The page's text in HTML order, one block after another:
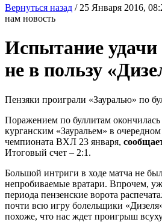
Вернуться назад / 25 Января 2016,
нам новость
Испытание удачи
не в пользу
Пензяки проиграли «Зауралью» по
Поражением по буллитам окончилась
курганским «Зауральем» в
чемпионата ВХЛ 23 января,
Итоговый счет – 2:1.
Большой интриги в ходе матча не
непробиваемые вратари. Впрочем,
периода пензенские ворота
почти всю игру болельщики
похоже, что нас ждет проигрыш